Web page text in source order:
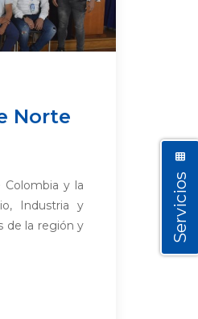
Norte
Colombia y la
Industria y
de la región y
Servicios